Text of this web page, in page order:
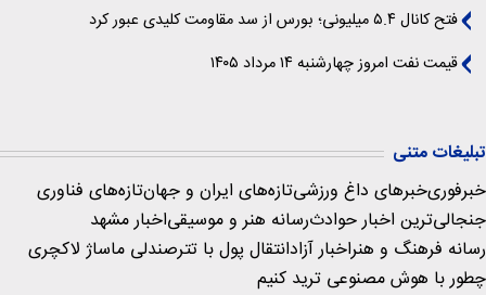
فتح کانال ۵.۴ میلیونی؛ بورس از سد مقاومت کلیدی عبور کرد
قیمت نفت امروز چهارشنبه ۱۴ مرداد ۱۴۰۵
تبلیغات متنی
خبرفوریخبرهای داغ ورزشیتازه‌های ایران و جهانتازه‌های فناوری
جنجالی‌ترین اخبار حوادثرسانه هنر و موسیقیاخبار مشهد
رسانه فرهنگ و هنراخبار آزادانتقال پول با تترصندلی ماساژ لاکچری
چطور با هوش مصنوعی ترید کنیم